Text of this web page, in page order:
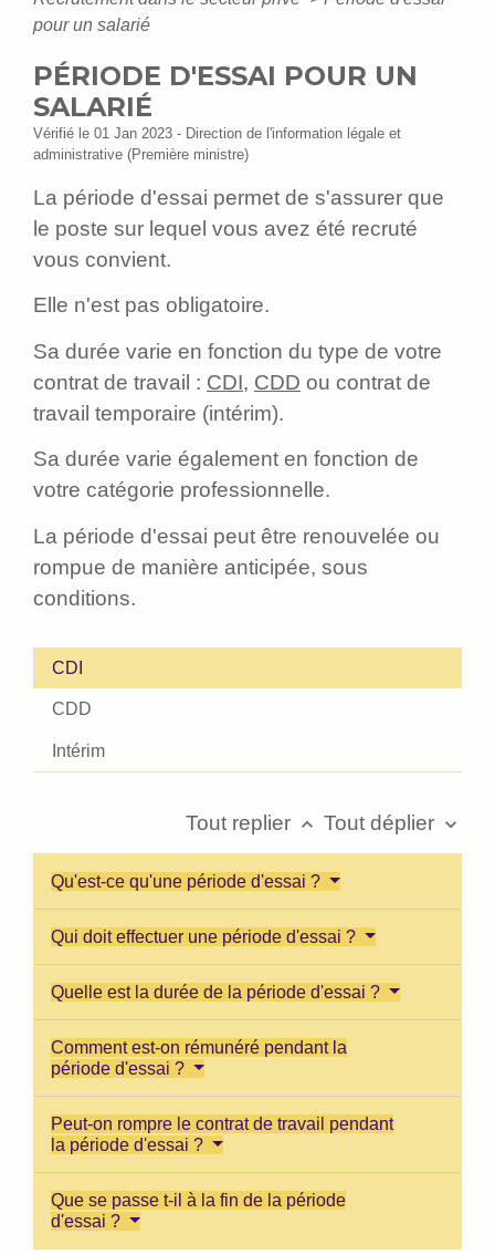
pour un salarié
PÉRIODE D'ESSAI POUR UN
SALARIÉ
Vérifié le 01 Jan 2023 - Direction de l'information légale et
administrative (Première ministre)
La période d'essai permet de s'assurer que
le poste sur lequel vous avez été recruté
vous convient.
Elle n'est pas obligatoire.
Sa durée varie en fonction du type de votre
contrat de travail : CDI, CDD ou contrat de
travail temporaire (intérim).
Sa durée varie également en fonction de
votre catégorie professionnelle.
La période d'essai peut être renouvelée ou
rompue de manière anticipée, sous
conditions.
CDI
CDD
Intérim
Tout replier keyboard_arrow_up Tout déplier keyboard_arrow_down
Qu'est-ce qu'une période d'essai ?
Qui doit effectuer une période d'essai ?
Quelle est la durée de la période d'essai ?
Comment est-on rémunéré pendant la
période d'essai ?
Peut-on rompre le contrat de travail pendant
la période d'essai ?
Que se passe t-il à la fin de la période
d'essai ?